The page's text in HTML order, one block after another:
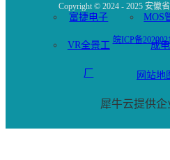
富捷电子
VR全景工
厂
MOS
成
Copyright © 2024 - 2025 安徽
皖ICP备
网站地
犀牛云提供企